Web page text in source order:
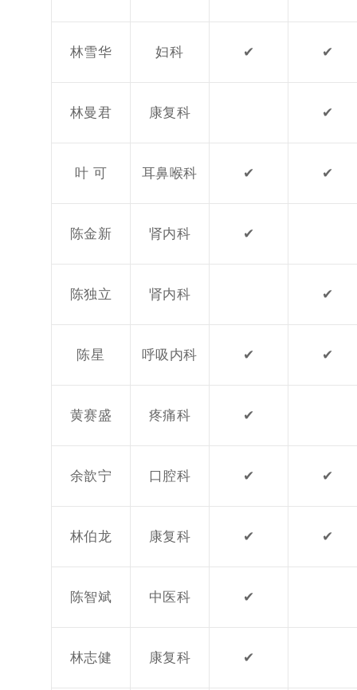
林雪华 妇科 ✔ ✔
林曼君 康复科 ✔
叶 可 耳鼻喉科 ✔ ✔
陈金新 肾内科 ✔
陈独立 肾内科 ✔
陈星 呼吸内科 ✔ ✔
黄赛盛 疼痛科 ✔
余歆宁 口腔科 ✔ ✔
林伯龙 康复科 ✔ ✔
陈智斌 中医科 ✔
林志健 康复科 ✔